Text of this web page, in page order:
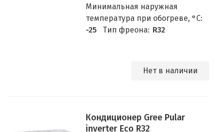
Минимальная наружная
температура при обогреве, °C:
-25
Тип фреона: R32
Нет в наличии
Кондиционер Gree Pular
inverter Eco R32